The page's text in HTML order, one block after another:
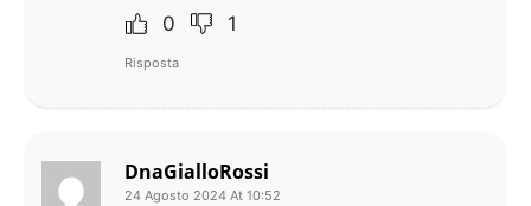
0 1
Risposta
DnaGialloRossi
24 Agosto 2024 At 10:52